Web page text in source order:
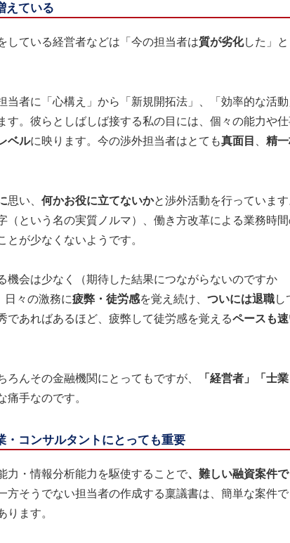
えている
している経営者などは「今の担当者は質が劣化した」
当者に「心構え」から「新規開拓法」、「効率的な活
す。彼らとしばしば接する私の目には、個々の能力や
ベルに映ります。今の渉外担当者はとても真面目
精
思い、 何かお役に立てないかと渉外活動を行っていま
（という名の実質ノルマ）、働き方改革による業務時
とが少なくないようです。
機会は少なく（期待した結果につながらないのですか
日々の激務に疲弊・徒労感を覚え続け、 ついには退職し
であればあるほど、疲弊して徒労感を覚えるペースも
ろんその金融機関にとってもですが、
「経営者」「士
痛手なのです。
・コンサルタントにとっても重要
力・情報分析能力を駆使することで、難しい融資案件
方そうでない担当者の作成する稟議書は、簡単な案件
ります。